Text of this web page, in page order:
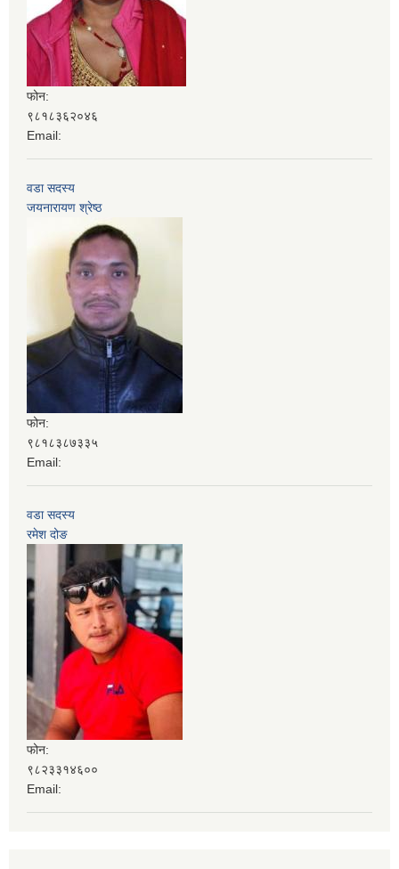
फोन:
९८१८३६२०४६
Email:
वडा सदस्य
जयनारायण श्रेष्ठ
फोन:
९८१८३८७३३५
Email:
वडा सदस्य
रमेश दोङ
फोन:
९८२३३१४६००
Email: